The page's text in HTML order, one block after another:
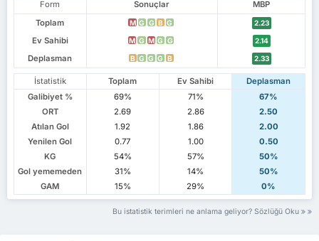
Form Sonuçlar
MBP
Toplam
M G G B G 2.23
Ev Sahibi M G M G G 2.14
Deplasman B G G G B 2.33
İstatistik Toplam Ev Sahibi
Deplasman
Galibiyet %
69% 71%
67%
ORT
2.69 2.86
2.50
Atılan Gol
1.92 1.86
2.00
Yenilen Gol
0.77 1.00
0.50
KG
54% 57%
50%
Gol yememeden
31% 14%
50%
GAM
15% 29% 0%
Bu istatistik terimleri ne anlama geliyor? Sözlüğü Oku